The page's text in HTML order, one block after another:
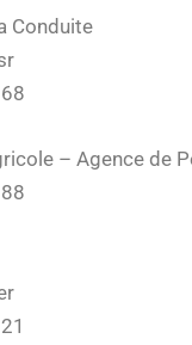
Conduite
– Agence de